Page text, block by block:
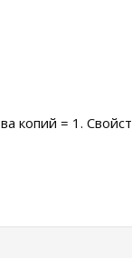
копий = 1.